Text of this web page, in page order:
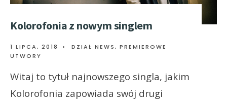
Kolorofonia z nowym singlem
1 LIPCA, 2018 • DZIAŁ NEWS, PREMIEROWE
UTWORY
Witaj to tytuł najnowszego singla, jakim
Kolorofonia zapowiada swój drugi